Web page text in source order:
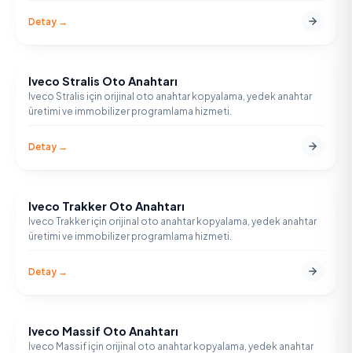
Detay →
IVECO
Iveco Stralis Oto Anahtarı
Iveco Stralis için orijinal oto anahtar kopyalama, yedek anahtar
üretimi ve immobilizer programlama hizmeti.
Detay →
IVECO
Iveco Trakker Oto Anahtarı
Iveco Trakker için orijinal oto anahtar kopyalama, yedek anahtar
üretimi ve immobilizer programlama hizmeti.
Detay →
IVECO
Iveco Massif Oto Anahtarı
Iveco Massif için orijinal oto anahtar kopyalama, yedek anahtar